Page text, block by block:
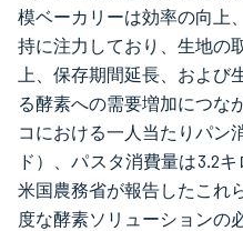
模ベーカリーは効率の向上
持に注力しており、生地の
上、保存期間延長、および
る酵素への需要増加につな
コにおける一人当たりパン
ド）、パスタ消費量は3.2
米国農務省が報告したこれ
度な酵素ソリューションの